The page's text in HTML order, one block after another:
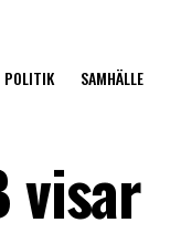
POLITIK SAMHÄLLE
visar